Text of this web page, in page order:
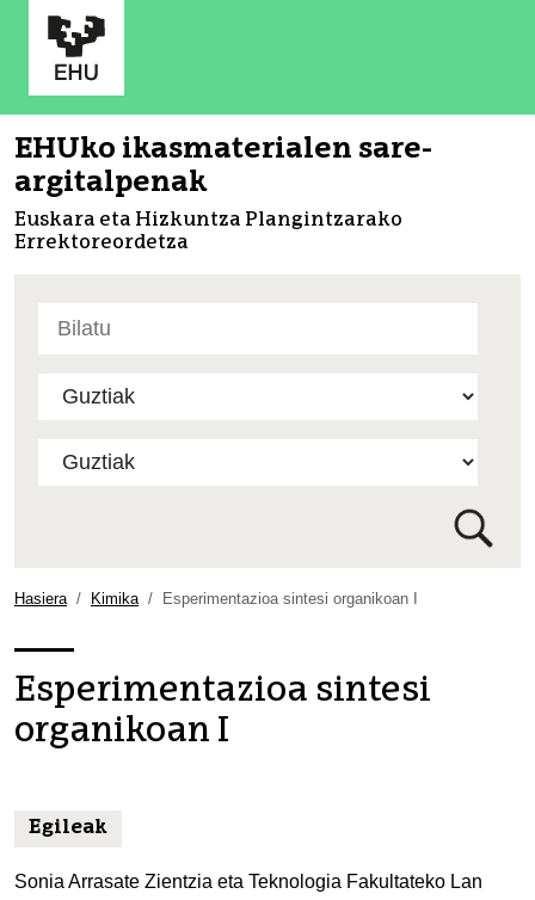
EHUko ikasmaterialen sare-
argitalpenak
Euskara eta Hizkuntza Plangintzarako
Errektoreordetza
atarian
aurreratua…
Hasiera Kimika Esperimentazioa sintesi organikoan I
Esperimentazioa sintesi
organikoan I
Egileak
Sonia Arrasate Zientzia eta Teknologia Fakultateko Lan